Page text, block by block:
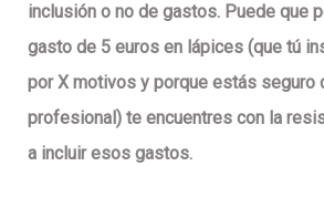
inclusión o no de gastos. Puede que
gasto de 5 euros en lápices (que tú
por X motivos y porque estás seguro
profesional) te encuentres con la
a incluir esos gastos.